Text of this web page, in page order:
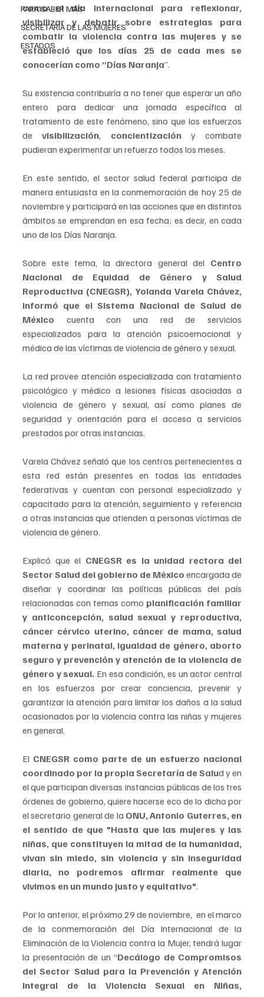
PARA SABER MAS
SECRETARIA DE LAS MUJERES
ESTADOS
como el día internacional para reflexionar,
visibilizar y debatir sobre estrategias para
combatir la violencia contra las mujeres y se
estableció que los días 25 de cada mes se
conocerían como “Días Naranja”.
Su existencia contribuiría a no tener que esperar un año
entero para dedicar una jornada específica al
tratamiento de este fenómeno, sino que los esfuerzos
de visibilización, concientización y combate
pudieran experimentar un refuerzo todos los meses.
En este sentido, el sector salud federal participa de
manera entusiasta en la conmemoración de hoy 25 de
noviembre y participará en las acciones que en distintos
ámbitos se emprendan en esa fecha; es decir, en cada
uno de los Días Naranja.
Sobre este tema, la directora general del Centro
Nacional de Equidad de Género y Salud
Reproductiva (CNEGSR), Yolanda Varela Chávez,
informó que el Sistema Nacional de Salud de
México cuenta con una red de servicios
especializados para la atención psicoemocional y
médica de las víctimas de violencia de género y sexual.
La red provee atención especializada con tratamiento
psicológico y médico a lesiones físicas asociadas a
violencia de género y sexual, así como planes de
seguridad y orientación para el acceso a servicios
prestados por otras instancias.
Varela Chávez señaló que los centros pertenecientes a
esta red están presentes en todas las entidades
federativas y cuentan con personal especializado y
capacitado para la atención, seguimiento y referencia
a otras instancias que atienden a personas víctimas de
violencia de género.
Explicó que el CNEGSR es la unidad rectora del
Sector Salud del gobierno de México encargada de
diseñar y coordinar las políticas públicas del país
relacionadas con temas como planificación familiar
y anticoncepción, salud sexual y reproductiva,
cáncer cérvico uterino, cáncer de mama, salud
materna y perinatal, igualdad de género, aborto
seguro y prevención y atención de la violencia de
género y sexual. En esa condición, es un actor central
en los esfuerzos por crear conciencia, prevenir y
garantizar la atención para limitar los daños a la salud
ocasionados por la violencia contra las niñas y mujeres
en general.
El CNEGSR como parte de un esfuerzo nacional
coordinado por la propia Secretaría de Salud y en
el que participan diversas instancias públicas de los tres
órdenes de gobierno, quiere hacerse eco de lo dicho por
el secretario general de la ONU, Antonio Guterres, en
el sentido de que "Hasta que las mujeres y las
niñas, que constituyen la mitad de la humanidad,
vivan sin miedo, sin violencia y sin inseguridad
diaria, no podremos afirmar realmente que
vivimos en un mundo justo y equitativo".
Por lo anterior, el próximo 29 de noviembre,  en el marco
de la conmemoración del Día Internacional de la
Eliminación de la Violencia contra la Mujer, tendrá lugar
la presentación de un “Decálogo de Compromisos
del Sector Salud para la Prevención y Atención
Integral de la Violencia Sexual en Niñas,